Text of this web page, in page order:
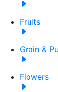
Fruits
Grain &
Flowers